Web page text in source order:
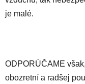
je malé.
ODPORÚČAME
obozretní a radšej